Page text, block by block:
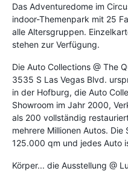
Das Adventuredome im
indoor-Themenpark mit 25
alle Altersgruppen.
stehen zur Verfügung.
Die Auto Collections @ The
3535 S Las Vegas Blvd.
in der Hofburg, die Auto
Showroom im Jahr 2000,
als 200 vollständig
mehrere Millionen Autos.
125.000 qm und jedes Auto
Körper... die Ausstellung @